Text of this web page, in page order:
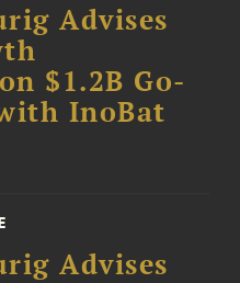
Advises
$1.2B Go-
InoBat
Advises